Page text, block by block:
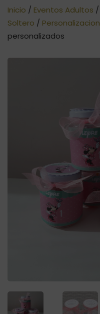
Inicio / Eventos Adultos /
Soltero / Personalizacion
personalizados